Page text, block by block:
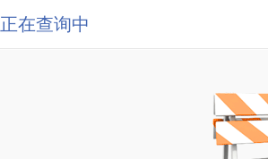
正在查询中